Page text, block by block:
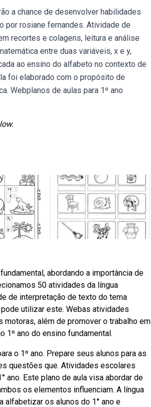
a chance de desenvolver habilidades
por rosiane fernandes. Atividade de
recortes e colagens, leitura e análise
entre duas variáveis, x e y,
ao ensino do alfabeto no contexto de
foi elaborado com o propósito de
Webplanos de aulas para 1º ano
abordando a importância de
50 atividades da língua
de interpretação de texto do tema
utilizar este. Webas atividades
além de promover o trabalho em
1º ano do ensino fundamental.
o 1º ano. Prepare seus alunos para as
questões que. Atividades escolares
ano. Este plano de aula visa abordar de
os elementos influenciam. A língua
alfabetizar os alunos do 1° ano e